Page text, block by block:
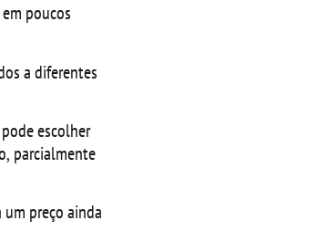
poucos
a diferentes
escolher
parcialmente
preço ainda